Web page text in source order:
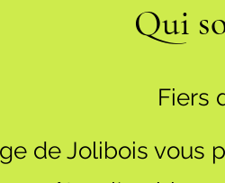
Qui
Fiers
de Jolibois vous